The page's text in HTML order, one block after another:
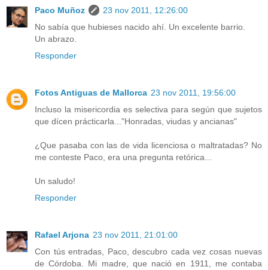
Paco Muñoz
23 nov 2011, 12:26:00
No sabía que hubieses nacido ahí. Un excelente barrio.
Un abrazo.
Responder
Fotos Antiguas de Mallorca 23 nov 2011, 19:56:00
Incluso la misericordia es selectiva para según que sujetos
que dícen prácticarla..."Honradas, viudas y ancianas"
¿Que pasaba con las de vida licenciosa o maltratadas? No
me conteste Paco, era una pregunta retórica...
Un saludo!
Responder
Rafael Arjona 23 nov 2011, 21:01:00
Con tús entradas, Paco, descubro cada vez cosas nuevas
de Córdoba. Mi madre, que nació en 1911, me contaba